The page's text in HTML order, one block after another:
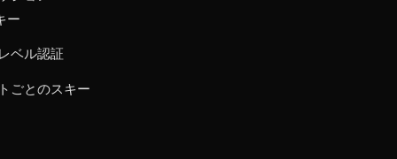
ー
ベル認証
ごとのスキー